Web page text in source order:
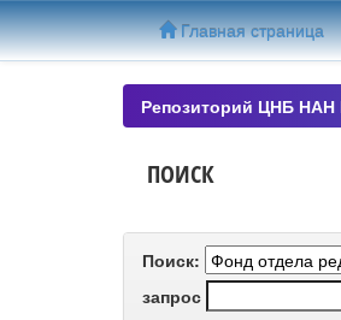
Skip
navigation
Главная страница
Репозиторий ЦНБ НАН
ПОИСК
Поиск:
запрос